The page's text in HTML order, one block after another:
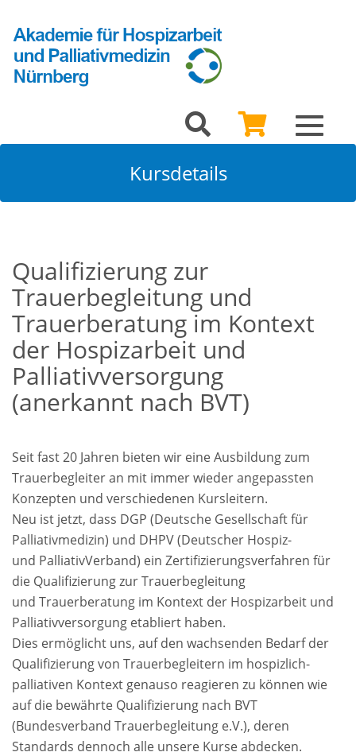
Toggle
Kursdetails
Qualifizierung zur
Trauerbegleitung und
Trauerberatung im Kontext
der Hospizarbeit und
Palliativversorgung
(anerkannt nach BVT)
Seit fast 20 Jahren bieten wir eine Ausbildung zum
Trauerbegleiter an mit immer wieder angepassten
Konzepten und verschiedenen Kursleitern.
Neu ist jetzt, dass DGP (Deutsche Gesellschaft für
Palliativmedizin) und DHPV (Deutscher Hospiz-
und PalliativVerband) ein Zertifizierungsverfahren für
die Qualifizierung zur Trauerbegleitung
und Trauerberatung im Kontext der Hospizarbeit und
Palliativversorgung etabliert haben.
Dies ermöglicht uns, auf den wachsenden Bedarf der
Qualifizierung von Trauerbegleitern im hospizlich-
palliativen Kontext genauso reagieren zu können wie
auf die bewährte Qualifizierung nach BVT
(Bundesverband Trauerbegleitung e.V.), deren
Standards dennoch alle unsere Kurse abdecken.